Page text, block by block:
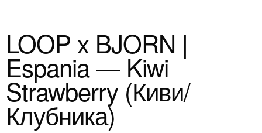
LOOP x BJORN |
Espania — Kiwi
Strawberry (Киви/
Клубника)